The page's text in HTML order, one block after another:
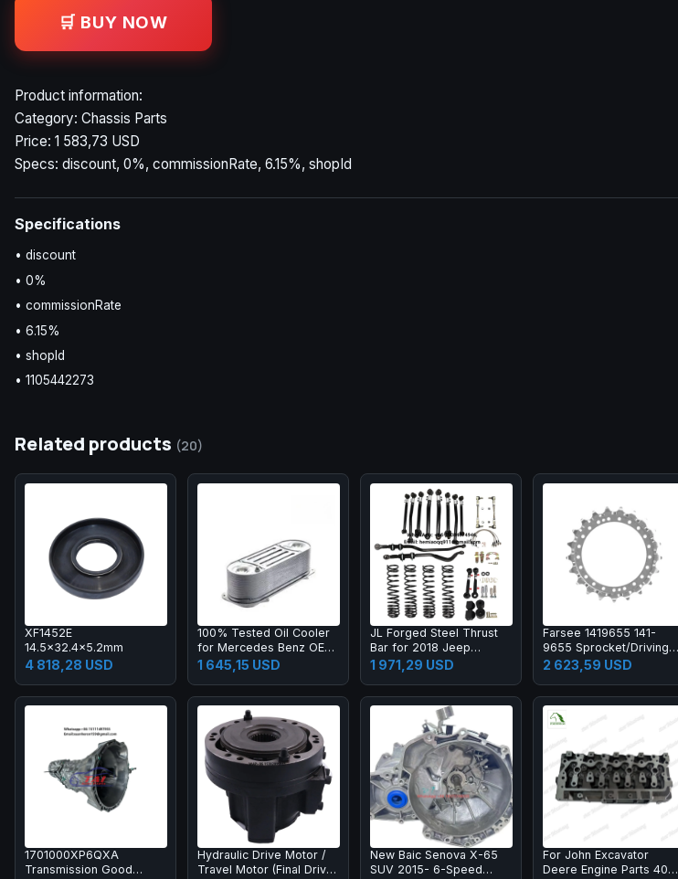
🛒 BUY NOW
Product information:
Category: Chassis Parts
Price: 1 583,73 USD
Specs: discount, 0%, commissionRate, 6.15%, shopId
Specifications
• discount
• 0%
• commissionRate
• 6.15%
• shopId
• 1105442273
Related products (20)
XF1452E
14.5x32.4x5.2mm
4 818,28 USD
100% Tested Oil Cooler
for Mercedes Benz OE
NO 51095007112 FOR
AKJ NO.WO-109
1 645,15 USD
JL Forged Steel Thrust
Bar for 2018 Jeep
Wrangler JL Heavy-Duty
Steering Kit-New 1 Year
1 971,29 USD
Farsee 1419655 141-
9655 Sprocket/Driving
Gear 374 Construction
Machinery Parts
2 623,59 USD
1701000XP6QXA
Transmission Good
Hydraulic Drive Motor /
Travel Motor (Final Drive
New Baic Senova X-65
SUV 2015- 6-Speed
For John Excavator
Deere Engine Parts 4045